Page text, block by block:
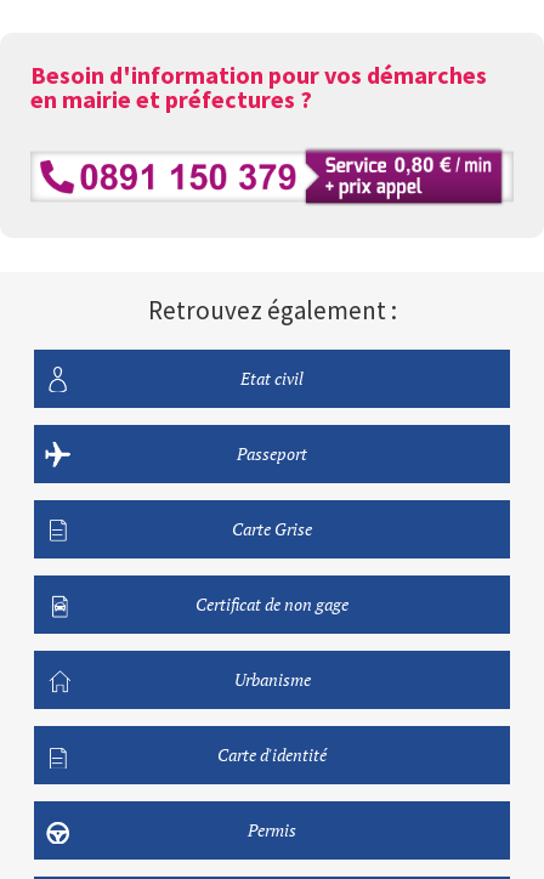
Besoin d'information pour vos démarches
en mairie et préfectures ?
Retrouvez également :
Etat civil
Passeport
Carte Grise
Certificat de non gage
Urbanisme
Carte d'identité
Permis